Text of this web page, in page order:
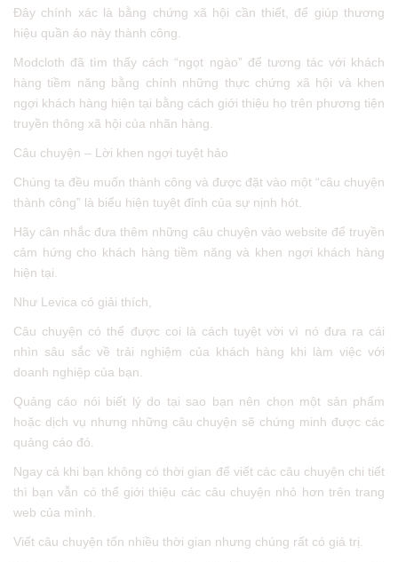
Đây chính xác là bằng chứng xã hội cần thiết, để giúp thương
hiệu quần áo này thành công.
Modcloth đã tìm thấy cách “ngọt ngào” để tương tác với khách
hàng tiềm năng bằng chính những thực chứng xã hội và khen
ngợi khách hàng hiện tại bằng cách giới thiệu họ trên phương tiện
truyền thông xã hội của nhãn hàng.
Câu chuyện – Lời khen ngợi tuyệt hảo
Chúng ta đều muốn thành công và được đặt vào một “câu chuyện
thành công” là biểu hiện tuyệt đỉnh của sự nịnh hót.
Hãy cân nhắc đưa thêm những câu chuyện vào website để truyền
cảm hứng cho khách hàng tiềm năng và khen ngợi khách hàng
hiện tại.
Như Levica có giải thích,
Câu chuyện có thể được coi là cách tuyệt vời vì nó đưa ra cái
nhìn sâu sắc về trải nghiệm của khách hàng khi làm việc với
doanh nghiệp của bạn.
Quảng cáo nói biết lý do tại sao bạn nên chọn một sản phẩm
hoặc dịch vụ nhưng những câu chuyện sẽ chứng minh được các
quảng cáo đó.
Ngay cả khi bạn không có thời gian để viết các câu chuyện chi tiết
thì bạn vẫn có thể giới thiệu các câu chuyện nhỏ hơn trên trang
web của mình.
Viết câu chuyện tốn nhiều thời gian nhưng chúng rất có giá trị.